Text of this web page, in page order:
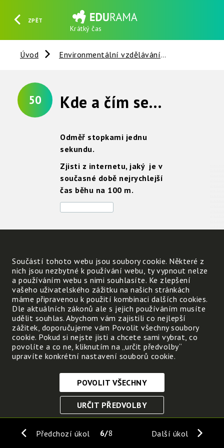
ZPĚT
Krátký čas
HLEDAT REGISTROVAT PŘIHLÁSIT SE
Úvod Environmentální vzdělávání
50 Kde a čím se měří krátký čas ?
Odměř stopkami jednu
sekundu.
Zjisti z internetu, jaký je v
současné době nejrychlejší
čas běhu na 100 m.
Předchozí úkol Další úkol
6 8
Součástí tohoto webu jsou soubory cookie. Některé z
nich jsou nezbytné k používání webu, ty vypnout nelze
a používáním webu s nimi souhlasíte. Ke zlepšení
vašeho uživatelského zážitku na našich stránkách
máme připravenou k použití kombinaci dalších cookies.
Dle aktuálních zákonů ale s jejich používáním musíte
udělit souhlas. Abychom vám zajistili co nejlepší
zážitek, doporučujeme vám Povolit všechny soubory
cookie. Pokud si nejste jisti a chcete sami vybrat, co
povolíte a co ne, kliknutím na „určit předvolby“
upravíte konkrétní nastavení souborů cookie.
Nezbytně nutné cookies
Tyto soubory cookie jsou nezbytné, abyste se mohli
funkce. Bez těchto cookies by webové stránky
POVOLIT VŠECHNY
URČIT PŘEDVOLBY